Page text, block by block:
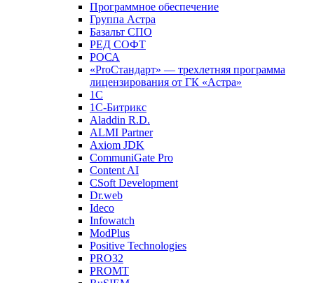
Программное обеспечение
Группа Астра
Базальт СПО
РЕД СОФТ
РОСА
«ProСтандарт» — трехлетняя программа
лицензирования от ГК «Астра»
1С
1С-Битрикc
Aladdin R.D.
ALMI Partner
Axiom JDK
CommuniGate Pro
Content AI
CSoft Development
Dr.web
Ideco
Infowatch
ModPlus
Positive Technologies
PRO32
PROMT